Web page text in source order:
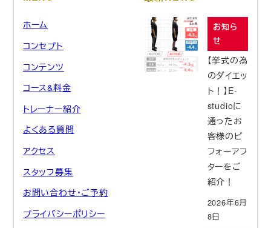
ホーム
コンセプト
コンテンツ
コース&料金
トレーナー紹介
よくある質問
アクセス
スタッフ募集
お問い合わせ・ご予約
プライバシーポリシー
お知ら
せ
【挙式の為
のダイエッ
ト！】E-
studioに
通ったお
客様のビ
フォーアフ
ターをご
紹介！
2026年6月
8日